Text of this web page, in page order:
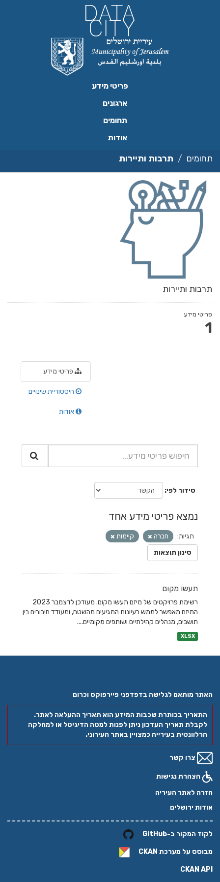
פריטי מידע
ארגונים
תחומים
אודות
תחומים תרבות ותיירות
תרבות ותיירות
פריטי מידע
1
פריטי מידע
היסטוריית שינויים
אודות
סידור לפי
נמצא פריטי מידע אחד
תגיות: חברה
קיימות
סינון תוצאות
תעשו מקום
רשימת פרויקטים של מיזם תעשו מקום. מעודכן לדצמבר 2023
המיזם מאפשר לממש רעיונות המגיעים מהשטח, ומעודד חיבורים בין
תושבים, מנהלים קהילתיים ושותפים מקומיים....
XLSX
האתר מותאם לגלישה בדפדפני פיירפוקס וכרום
התאריך בכותרת שכבות המידע הוא תאריך ההעלאה לאתר.
לקבלת תאריך העדכון ניתן לפנות למטה הדיגיטל או למחלקה
הרלוונטית בעירייה כמצויין באתר העירוני.
צרו קשר
הצהרת נגישות
חזרה לאתר העיריה
אודות ירושלים
לקוד המקור ב-GitHub
מבוסס על מערכת CKAN
CKAN API